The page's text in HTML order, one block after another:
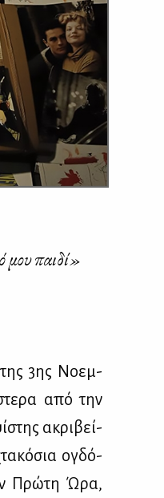
μου παι­δί»
της 3ης Νο­εμ­
από την
ακρι­βεί­
ογδό­
Πρώ­τη Ώρα,